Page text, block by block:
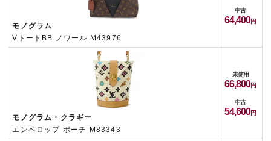
モノグラム
VトートBB ノワール M43976
中古
64,400
モノグラム・クラギー
エンベロップ ポーチ M83343
未使用
66,800
中古
54,600